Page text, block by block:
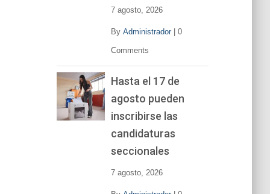
7 agosto, 2026
By Administrador| 0
Comments
Hasta el 17 de
agosto pueden
inscribirse las
candidaturas
seccionales
7 agosto, 2026